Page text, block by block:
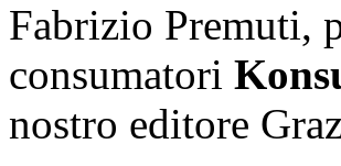
Fabrizio Premuti,
consumatori
nostro editore